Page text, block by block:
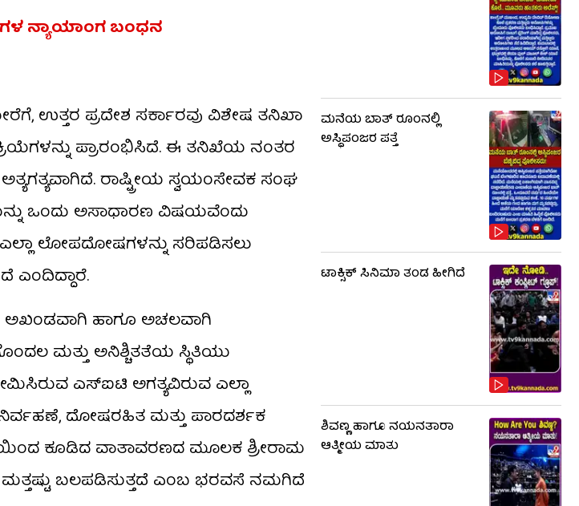
ನ್ಯಾಯಾಂಗ ಬಂಧನ
ಉತ್ತರ ಪ್ರದೇಶ ಸರ್ಕಾರವು ವಿಶೇಷ ತನಿಖಾ
ಪ್ರಾರಂಭಿಸಿದೆ. ಈ ತನಿಖೆಯ ನಂತರ
ರಾಷ್ಟ್ರೀಯ ಸ್ವಯಂಸೇವಕ ಸಂಘ
ಒಂದು ಅಸಾಧಾರಣ ವಿಷಯವೆಂದು
ಲೋಪದೋಷಗಳನ್ನು ಸರಿಪಡಿಸಲು
ಎಂದಿದ್ದಾರೆ.
ಅಖಂಡವಾಗಿ ಹಾಗೂ ಅಚಲವಾಗಿ
ಮತ್ತು ಅನಿಶ್ಚಿತತೆಯ ಸ್ಥಿತಿಯು
ಎಸ್‌ಐಟಿ ಅಗತ್ಯವಿರುವ ಎಲ್ಲಾ
ನಿರ್ವಹಣೆ, ದೋಷರಹಿತ ಮತ್ತು ಪಾರದರ್ಶಕ
ಕೂಡಿದ ವಾತಾವರಣದ ಮೂಲಕ ಶ್ರೀರಾಮ
ಮತ್ತಷ್ಟು ಬಲಪಡಿಸುತ್ತದೆ ಎಂಬ ಭರವಸೆ ನಮಗಿದೆ
ಮನೆಯ ಬಾತ್ ರೂಂನಲ್ಲಿ
ಅಸ್ಥಿಪಂಜರ ಪತ್ತೆ
ಟಾಕ್ಸಿಕ್​​​ ಸಿನಿಮಾ ತಂಡ ಹೀಗಿದೆ
ಶಿವಣ್ಣ ಹಾಗೂ ನಯನತಾರಾ
ಆತ್ಮೀಯ ಮಾತು